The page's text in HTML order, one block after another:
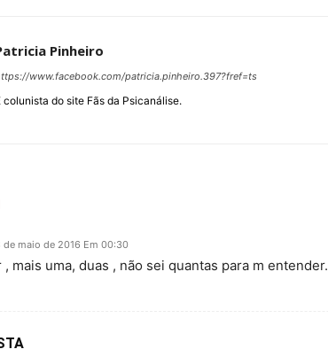
Pinheiro
www.facebook.com/patricia.pinheiro.397?fref=ts
colunista do site Fãs da Psicanálise.
de maio de 2016 Em 00:30
mais uma, duas , não sei quantas para m entender.